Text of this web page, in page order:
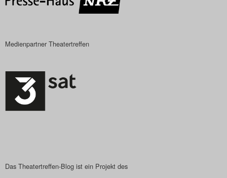
Das Theatertreffen-Blog
Das Theatertreffen-Blog
2022
Medienpartner Theatertreffen
Das Theatertreffen-Blog ist ein Projekt des